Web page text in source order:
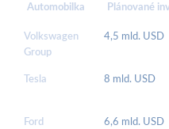
Automobilka Plánované
Volkswagen
Group
4,5 mld. USD
Tesla 8 mld. USD
Ford 6,6 mld. USD